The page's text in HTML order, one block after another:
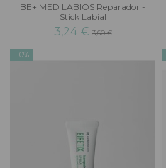
BE+ MED LABIOS Reparador -
Stick Labial
3,24 €3,60 €
-10%